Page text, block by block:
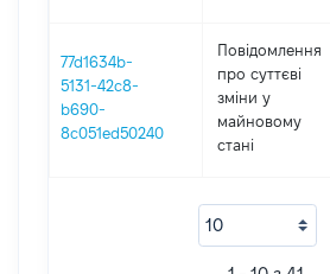
77d1634b-
5131-42c8-
b690-
8c051ed50240
Повідомлення
про суттєві
зміни y
майновому
стані